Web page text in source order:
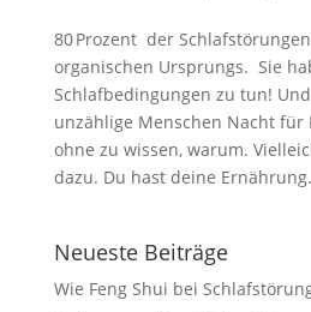
80 Prozent der
organischen Ursprungs. Sie
Schlafbedingungen zu tun!
unzählige Menschen Nacht
ohne zu wissen, warum.
dazu. Du hast deine
Neueste Beiträge
Wie Feng Shui bei